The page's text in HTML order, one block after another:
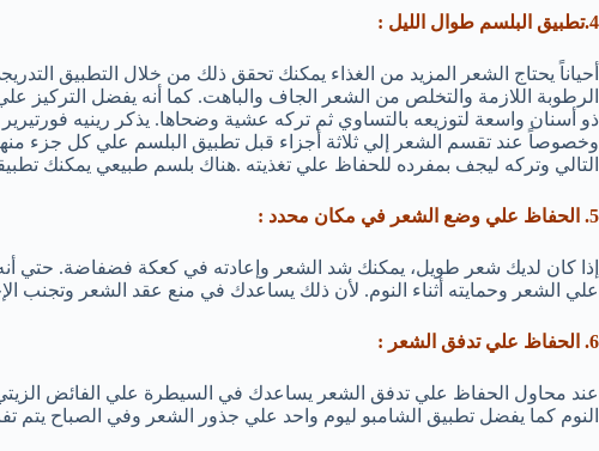
4.تطبيق البلسم طوال الليل :
أحياناً يحتاج الشعر المزيد من الغذاء يمكنك تحقق ذلك من خلال التطبيق
الرطوبة اللازمة والتخلص من الشعر الجاف والباهت. كما أنه يفضل
ذو أسنان واسعة لتوزيعه بالتساوي ثم تركه عشية وضحاها. يذكر رينيه
وخصوصاً عند تقسم الشعر إلي ثلاثة أجزاء قبل تطبيق البلسم علي كل جزء
التالي وتركه ليجف بمفرده للحفاظ علي تغذيته .هناك بلسم طبيعي يمكنك
5. الحفاظ علي وضع الشعر في مكان محدد :
إذا كان لديك شعر طويل، يمكنك شد الشعر وإعادته في كعكة فضفاضة. حتي أنه
علي الشعر وحمايته أثناء النوم. لأن ذلك يساعدك في منع عقد الشعر وتجنب
6. الحفاظ علي تدفق الشعر :
عند محاول الحفاظ علي تدفق الشعر يساعدك في السيطرة علي الفائض
النوم كما يفضل تطبيق الشامبو ليوم واحد علي جذور الشعر وفي الصباح يتم